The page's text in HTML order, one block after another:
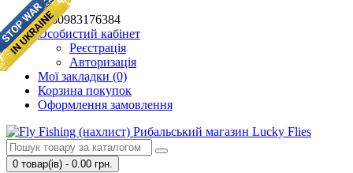
+380983176384
Особистий кабінет
Реєстрація
Авторизація
Мої закладки (0)
Корзина покупок
Оформлення замовлення
0 товар(ів) - 0.00 грн.